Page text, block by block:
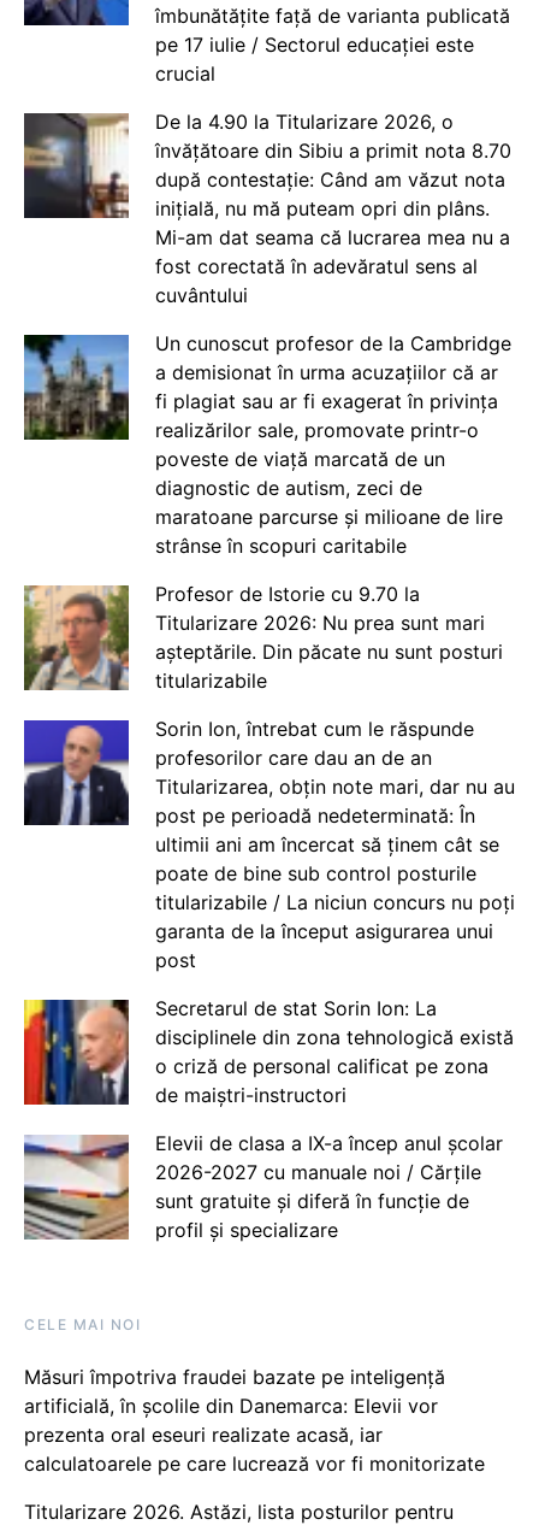
îmbunătățite față de varianta publicată
pe 17 iulie / Sectorul educației este
crucial
De la 4.90 la Titularizare 2026, o
învățătoare din Sibiu a primit nota 8.70
după contestație: Când am văzut nota
inițială, nu mă puteam opri din plâns.
Mi-am dat seama că lucrarea mea nu a
fost corectată în adevăratul sens al
cuvântului
Un cunoscut profesor de la Cambridge
a demisionat în urma acuzațiilor că ar
fi plagiat sau ar fi exagerat în privința
realizărilor sale, promovate printr-o
poveste de viață marcată de un
diagnostic de autism, zeci de
maratoane parcurse și milioane de lire
strânse în scopuri caritabile
Profesor de Istorie cu 9.70 la
Titularizare 2026: Nu prea sunt mari
așteptările. Din păcate nu sunt posturi
titularizabile
Sorin Ion, întrebat cum le răspunde
profesorilor care dau an de an
Titularizarea, obțin note mari, dar nu au
post pe perioadă nedeterminată: În
ultimii ani am încercat să ținem cât se
poate de bine sub control posturile
titularizabile / La niciun concurs nu poți
garanta de la început asigurarea unui
post
Secretarul de stat Sorin Ion: La
disciplinele din zona tehnologică există
o criză de personal calificat pe zona
de maiștri-instructori
Elevii de clasa a IX-a încep anul școlar
2026-2027 cu manuale noi / Cărțile
sunt gratuite și diferă în funcție de
profil și specializare
CELE MAI NOI
Măsuri împotriva fraudei bazate pe inteligență
artificială, în școlile din Danemarca: Elevii vor
prezenta oral eseuri realizate acasă, iar
calculatoarele pe care lucrează vor fi monitorizate
Titularizare 2026. Astăzi, lista posturilor pentru